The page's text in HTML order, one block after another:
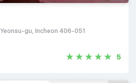
gu, Incheon 406-051
5